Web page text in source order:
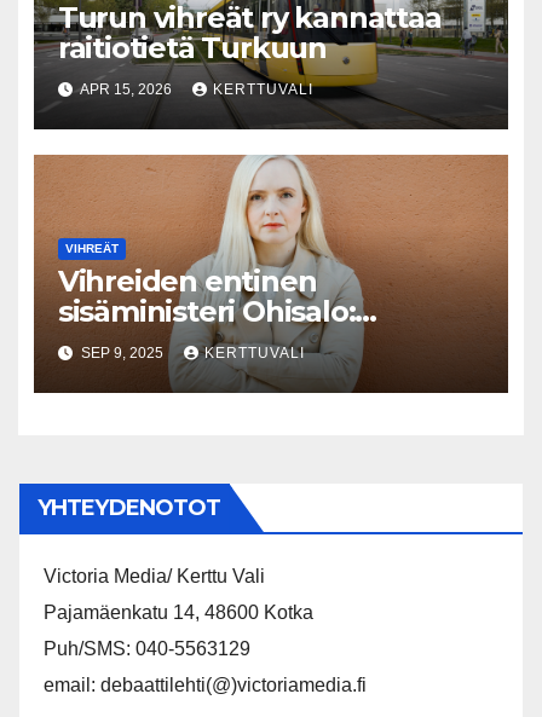
Turun vihreät ry kannattaa
raitiotietä Turkuun
APR 15, 2026 KERTTUVALI
VIHREÄT
Vihreiden entinen
sisäministeri Ohisalo:
Äärioikeistoa koskevan tiedon
rajoittaminen Supon
nettisivuilla on vaarallista
SEP 9, 2025 KERTTUVALI
YHTEYDENOTOT
Victoria Media/ Kerttu Vali
Pajamäenkatu 14, 48600 Kotka
Puh/SMS: 040-5563129
email: debaattilehti(@)victoriamedia.fi